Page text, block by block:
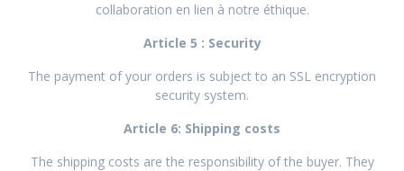
collaboration en lien à notre éthique.
Article 5 : Security
The payment of your orders is subject to an SSL encryption
security system.
Article 6: Shipping costs
The shipping costs are the responsibility of the buyer. They